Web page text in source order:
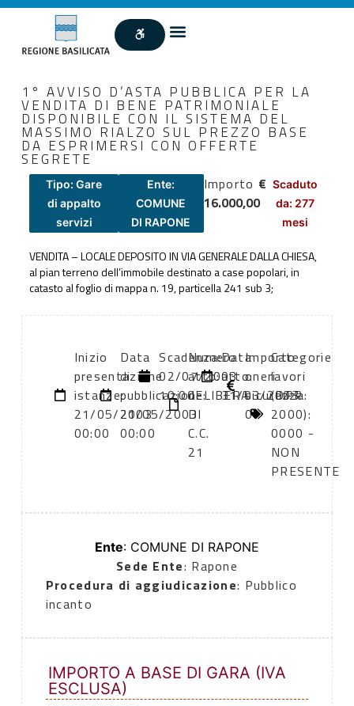
1° AVVISO D’ASTA PUBBLICA PER LA
VENDITA DI BENE PATRIMONIALE
DISPONIBILE CON IL SISTEMA DEL
MASSIMO RIALZO SUL PREZZO BASE
DA ESPRIMERSI CON OFFERTE
SEGRETE
Tipo: Gare
di appalto
servizi
Ente:
COMUNE
DI RAPONE
Importo €
16.000,00
Scaduto
da: 277
mesi
VENDITA – LOCALE DEPOSITO IN VIA GENERALE DALLA CHIESA,
al pian terreno dell’immobile destinato a case popolari, in
catasto al foglio di mappa n. 19, particella 241 sub 3;
Inizio
presentazione
istanze:
21/05/2003
00:00
Data
di
pubblicazione:
21/05/2003
00:00
Scadenza:
02/07/2003
10:00
Numero
atto:
dELIBERA
DI
C.C.
21
Data
atto:
31/03/2003
Importo
oneri
sicurezza:
0
Categorie
lavori
(DPR
2000):
0000 -
NON
PRESENTE
Ente: COMUNE DI RAPONE
Sede Ente: Rapone
Procedura di aggiudicazione: Pubblico
incanto
IMPORTO A BASE DI GARA (IVA
ESCLUSA)